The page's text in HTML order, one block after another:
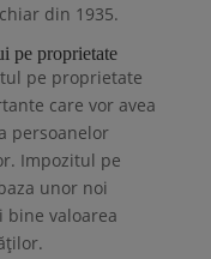
din 1935.
pe proprietate
pe proprietate
care vor avea
persoanelor
Impozitul pe
unor noi
bine valoarea